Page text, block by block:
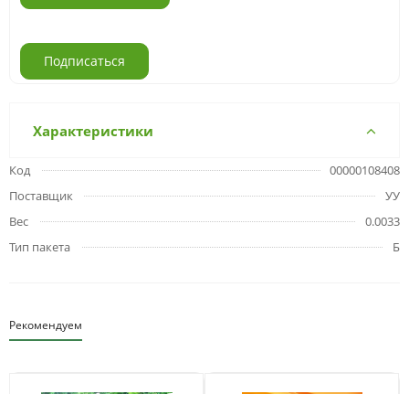
Подписаться
Характеристики
Код
00000108408
Поставщик
УУ
Вес
0.0033
Тип пакета
Б
Рекомендуем